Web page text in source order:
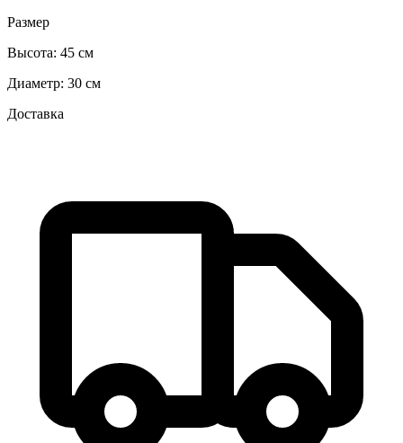
Размер
Высота: 45 см
Диаметр: 30 см
Доставка